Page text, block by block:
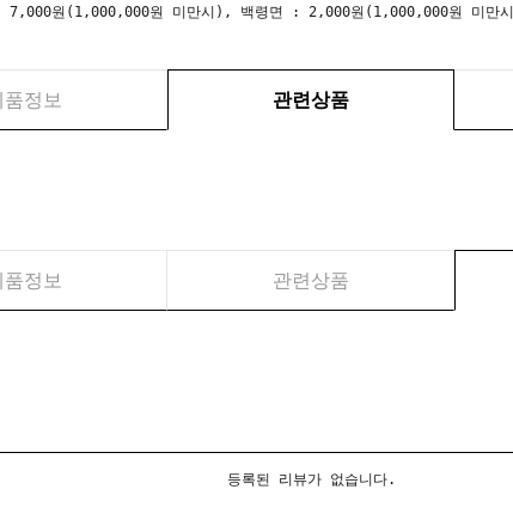
원(1,000,000원 미만시), 백령면 : 2,000원(1,000,000원 미만시)
품정보 관련상품
품정보 관련상품
등록된 리뷰가 없습니다.